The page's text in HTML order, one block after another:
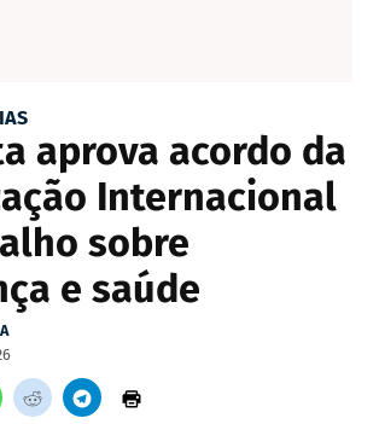
aprova acordo da
Internacional
sobre
e saúde